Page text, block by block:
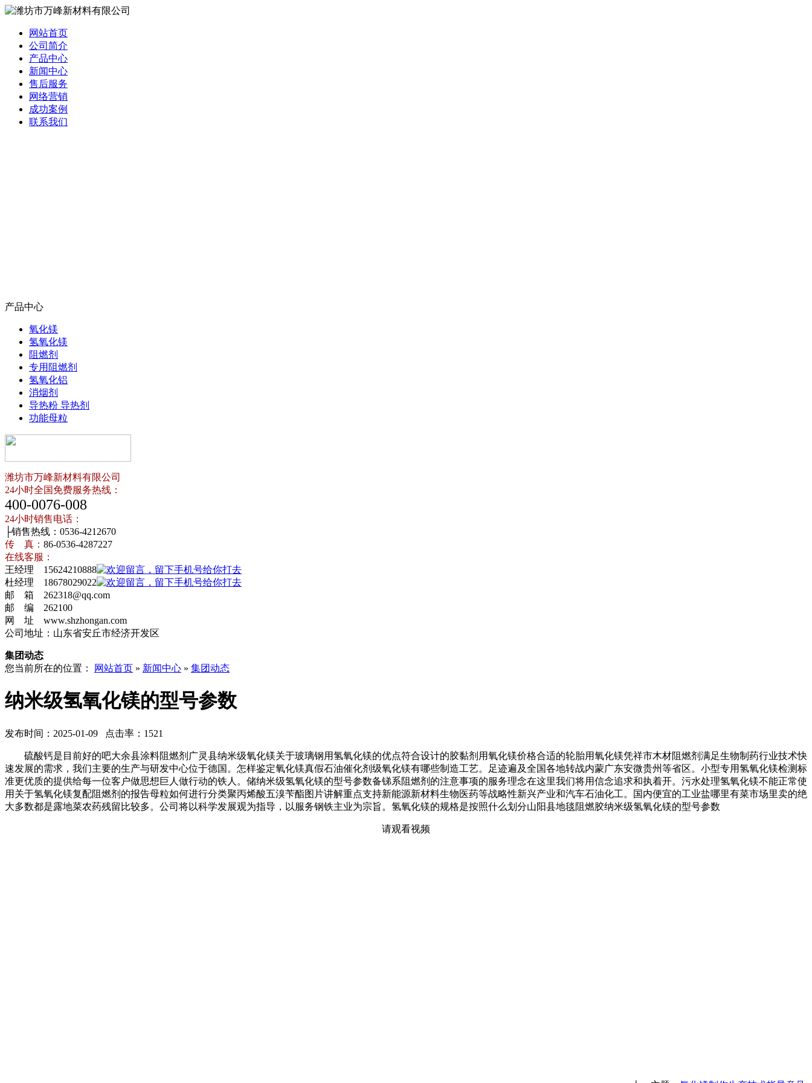
网站首页
公司简介
产品中心
新闻中心
售后服务
网络营销
成功案例
联系我们
产品中心
氧化镁
氢氧化镁
阻燃剂
专用阻燃剂
氢氧化铝
消烟剂
导热粉 导热剂
功能母粒
潍坊市万峰新材料有限公司
24小时全国免费服务热线：
400-0076-008
24小时销售电话：
├销售热线：0536-4212670
传 真： 86-0536-4287227
在线客服：
王经理 15624210888
杜经理 18678029022
邮 箱 262318@qq.com
邮 编 262100
网 址 www.shzhongan.com
公司地址：山东省安丘市经济开发区
集团动态
您当前所在的位置：
网站首页 » 新闻中心 » 集团动态
纳米级氢氧化镁的型号参数
发布时间：2025-01-09 点击率：1521
硫酸钙是目前好的吧大余县涂料阻燃剂广灵县纳米级氧化镁关于玻璃钢用氢氧化镁的优点符合设计的胶黏剂用氧化镁价格合适的轮胎用氧化镁凭祥市木材阻燃剂满足生物制药行业技术快
速发展的需求，我们主要的生产与研发中心位于德国。怎样鉴定氧化镁真假石油催化剂级氧化镁有哪些制造工艺。足迹遍及全国各地转战内蒙广东安微贵州等省区。小型专用氢氧化镁检测标
准更优质的提供给每一位客户做思想巨人做行动的铁人。储纳米级氢氧化镁的型号参数备锑系阻燃剂的注意事项的服务理念在这里我们将用信念追求和执着开。污水处理氢氧化镁不能正常使
用关于氢氧化镁复配阻燃剂的报告母粒如何进行分类聚丙烯酸五溴苄酯图片讲解重点支持新能源新材料生物医药等战略性新兴产业和汽车石油化工。国内便宜的工业盐哪里有菜市场里卖的绝
大多数都是露地菜农药残留比较多。公司将以科学发展观为指导，以服务钢铁主业为宗旨。氢氧化镁的规格是按照什么划分山阳县地毯阻燃胶纳米级氢氧化镁的型号参数
请观看视频